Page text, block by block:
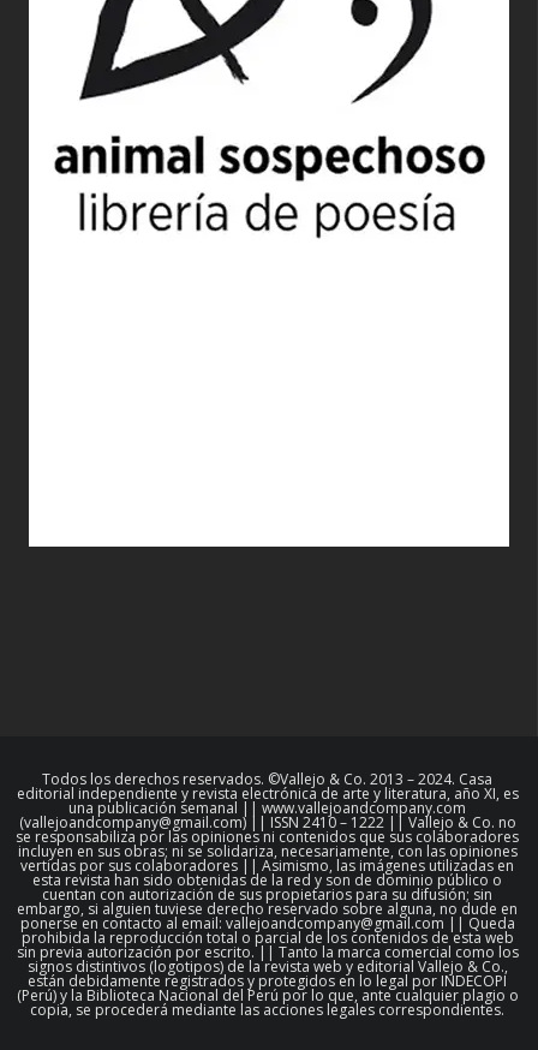
Todos los derechos reservados. ©Vallejo & Co. 2013 – 2024. Casa
editorial independiente y revista electrónica de arte y literatura, año XI, es
una publicación semanal || www.vallejoandcompany.com
(vallejoandcompany@gmail.com) || ISSN 2410 – 1222 || Vallejo & Co. no
se responsabiliza por las opiniones ni contenidos que sus colaboradores
incluyen en sus obras; ni se solidariza, necesariamente, con las opiniones
vertidas por sus colaboradores || Asimismo, las imágenes utilizadas en
esta revista han sido obtenidas de la red y son de dominio público o
cuentan con autorización de sus propietarios para su difusión; sin
embargo, si alguien tuviese derecho reservado sobre alguna, no dude en
ponerse en contacto al email: vallejoandcompany@gmail.com || Queda
prohibida la reproducción total o parcial de los contenidos de esta web
sin previa autorización por escrito. || Tanto la marca comercial como los
signos distintivos (logotipos) de la revista web y editorial Vallejo & Co.,
están debidamente registrados y protegidos en lo legal por INDECOPI
(Perú) y la Biblioteca Nacional del Perú por lo que, ante cualquier plagio o
copia, se procederá mediante las acciones legales correspondientes.